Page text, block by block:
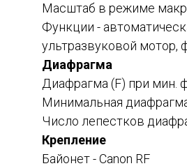
Масштаб в режиме
Функции -
ультразвуковой мотор,
Диафрагма
Диафрагма (F) при мин.
Минимальная
Число лепестков
Крепление
Байонет -Canon RF